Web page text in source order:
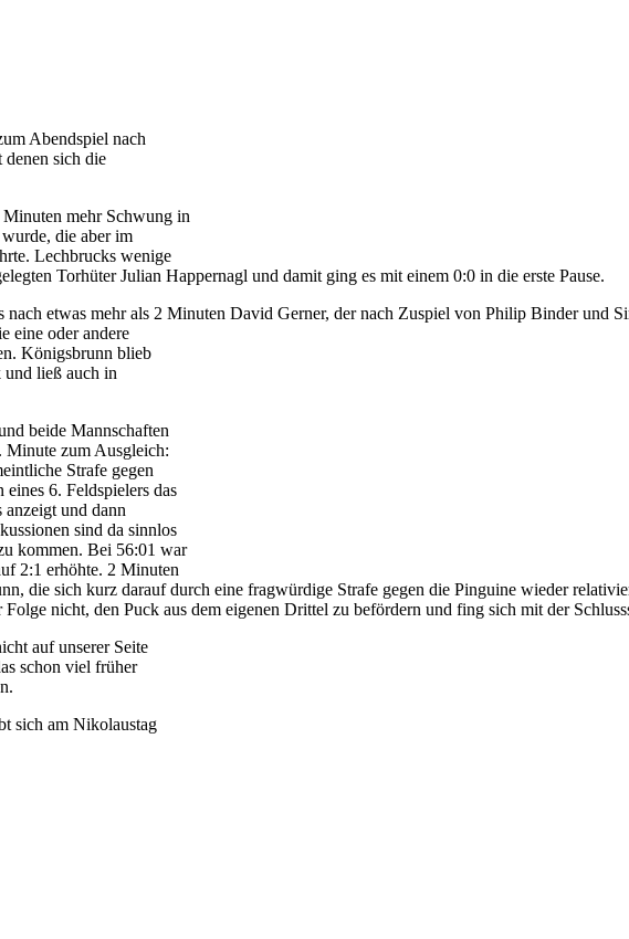
Abendspiel nach
sich die
mehr Schwung in
die aber im
Lechbrucks wenige
Torhüter Julian Happernagl und damit ging es mit einem 0:0 in die erste Pause.
etwas mehr als 2 Minuten David Gerner, der nach Zuspiel von Philip Binder und
eine oder andere
Königsbrunn blieb
und ließ auch in
beide Mannschaften
Minute zum Ausgleich:
Strafe gegen
6. Feldspielers das
anzeigt und dann
sind da sinnlos
kommen. Bei 56:01 war
2:1 erhöhte. 2 Minuten
die sich kurz darauf durch eine fragwürdige Strafe gegen die Pinguine wieder
nicht, den Puck aus dem eigenen Drittel zu befördern und fing sich mit der
auf unserer Seite
schon viel früher
sich am Nikolaustag